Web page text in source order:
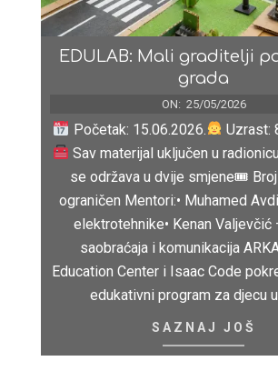
EDULAB: Mali graditelji
grada
ON: 25/05/2026
Početak: 15.06.2026.
Uzrast:
Sav materijal uključen u radionicu
se održava u dvije smjene🎟
ograničen Mentori:• Muhamed
elektrotehnike• Kenan Valjevčić
saobraćaja i komunikacija
Education Center i Isaac Code
edukativni program za djecu
SAZNAJ JOŠ